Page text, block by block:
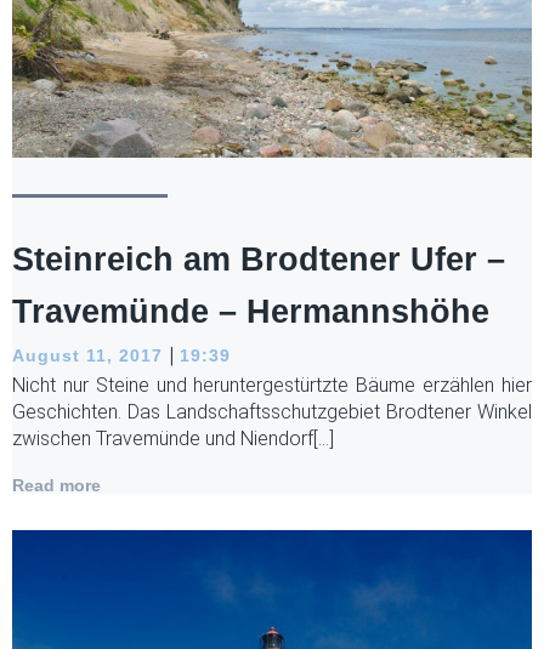
Steinreich am Brodtener Ufer –
Travemünde – Hermannshöhe
August 11, 2017 | 19:39
Nicht nur Steine und heruntergestürtzte Bäume erzählen hier
Geschichten. Das Landschaftsschutzgebiet Brodtener Winkel
zwischen Travemünde und Niendorf[…]
Read more